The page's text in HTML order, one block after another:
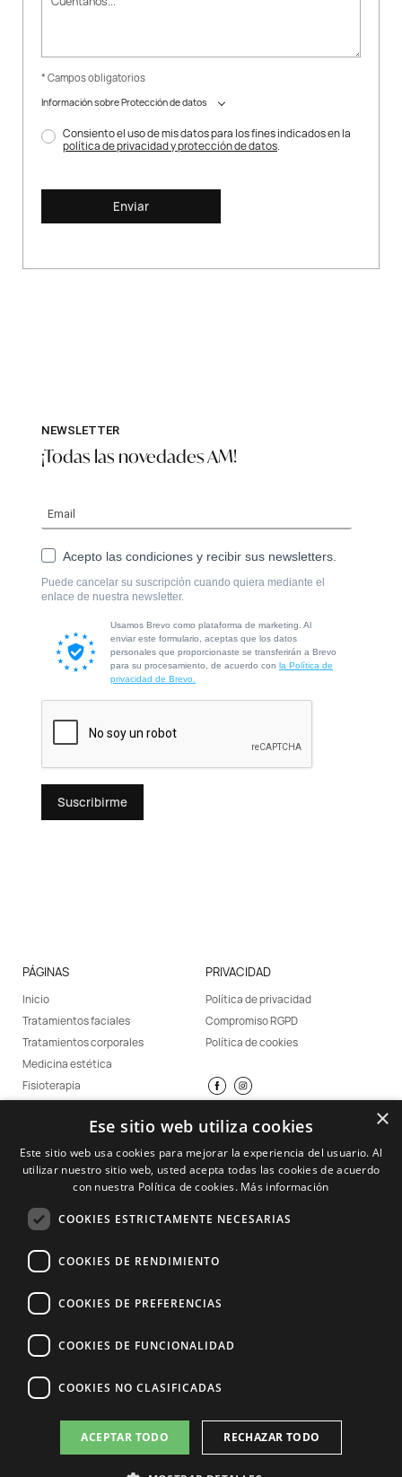
* Campos obligatorios
Información sobre Protección de datos
Consiento el uso de mis datos para los fines indicados en la
política de privacidad y protección de datos.
Enviar
NEWSLETTER
¡Todas las novedades AM!
Acepto las condiciones y recibir sus newsletters.
Puede cancelar su suscripción cuando quiera mediante el
enlace de nuestra newsletter.
Usamos Brevo como plataforma de marketing. Al
enviar este formulario, aceptas que los datos
personales que proporcionaste se transferirán a Brevo
para su procesamiento, de acuerdo con la Política de
privacidad de Brevo.
Suscribirme
PÁGINAS
Inicio
Tratamientos faciales
Tratamientos corporales
Medicina estética
Fisioterapia
Consejos Ana Manao
Franquicias
Centros Ana Manao
Trabaja en Ana Manao
PRIVACIDAD
Política de privacidad
Compromiso RGPD
Política de cookies
×
Ese sitio web utiliza cookies
Este sitio web usa cookies para mejorar la experiencia del usuario. Al
utilizar nuestro sitio web, usted acepta todas las cookies de acuerdo
con nuestra Política de cookies. Más información
COOKIES ESTRICTAMENTE NECESARIAS
COOKIES DE RENDIMIENTO
COOKIES DE PREFERENCIAS
COOKIES DE FUNCIONALIDAD
COOKIES NO CLASIFICADAS
ACEPTAR TODO RECHAZAR TODO